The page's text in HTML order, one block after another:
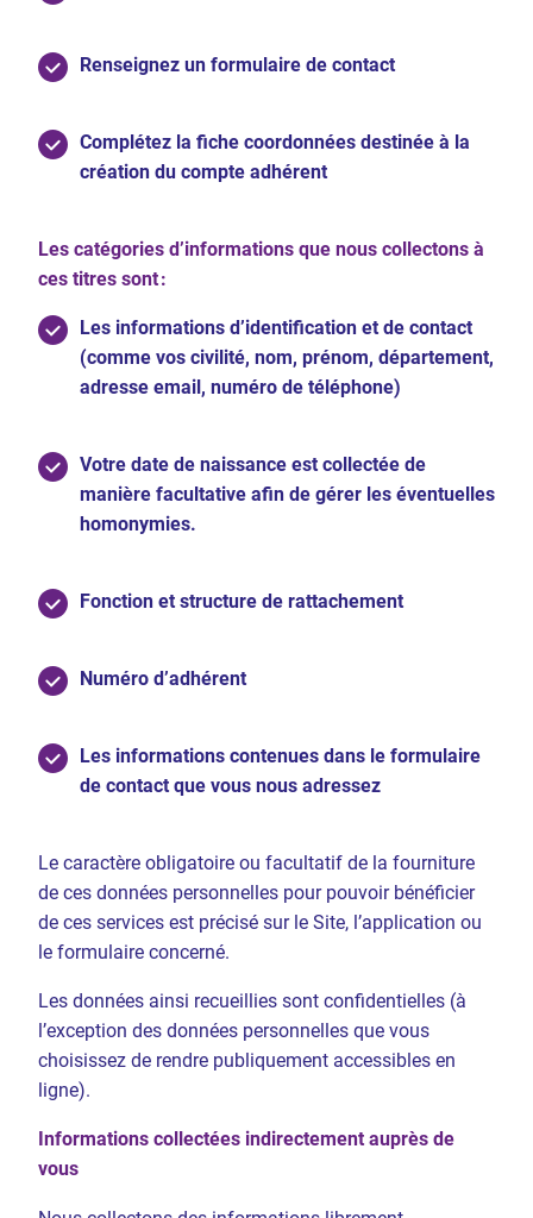
Renseignez un formulaire de contact
Complétez la fiche coordonnées destinée à la
création du compte adhérent
Les catégories d’informations que nous collectons à
ces titres sont :
Les informations d’identification et de contact
(comme vos civilité, nom, prénom, département,
adresse email, numéro de téléphone)
Votre date de naissance est collectée de
manière facultative afin de gérer les éventuelles
homonymies.
Fonction et structure de rattachement
Numéro d’adhérent
Les informations contenues dans le formulaire
de contact que vous nous adressez
Le caractère obligatoire ou facultatif de la fourniture
de ces données personnelles pour pouvoir bénéficier
de ces services est précisé sur le Site, l’application ou
le formulaire concerné.
Les données ainsi recueillies sont confidentielles (à
l’exception des données personnelles que vous
choisissez de rendre publiquement accessibles en
ligne).
Informations collectées indirectement auprès de
vous